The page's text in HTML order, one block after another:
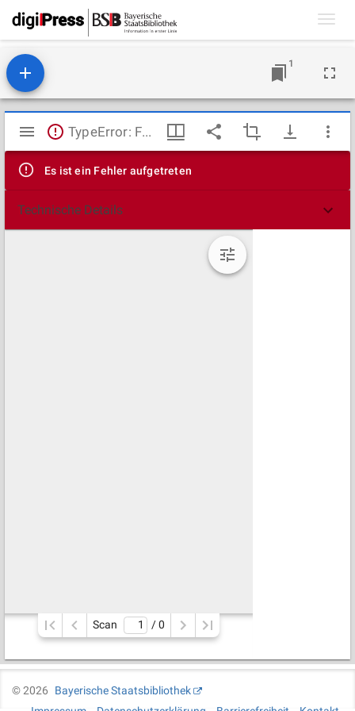
1
Mirador
Viewer
TypeError: Failed to fetch
Es ist ein Fehler aufgetreten
Technische Details
Scan / 0
©2026
Bayerische Staatsbibliothek